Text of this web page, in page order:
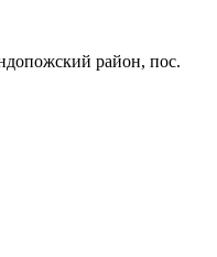
район, пос.